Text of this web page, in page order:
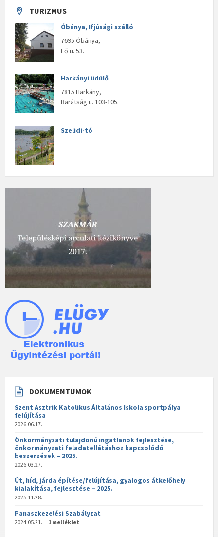
TURIZMUS
Óbánya, Ifjúsági szálló
7695 Óbánya,
Fő u. 53.
Harkányi üdülő
7815 Harkány,
Barátság u. 103-105.
Szelidi-tó
DOKUMENTUMOK
Szent Asztrik Katolikus Általános Iskola sportpálya
felújítása
2026.06.17.
Önkormányzati tulajdonú ingatlanok fejlesztése,
önkormányzati feladatellátáshoz kapcsolódó
beszerzések – 2025.
2026.03.27.
Út, híd, járda építése/felújítása, gyalogos átkelőhely
kialakítása, fejlesztése – 2025.
2025.11.28.
Panaszkezelési Szabályzat
2024.05.21. 1 melléklet